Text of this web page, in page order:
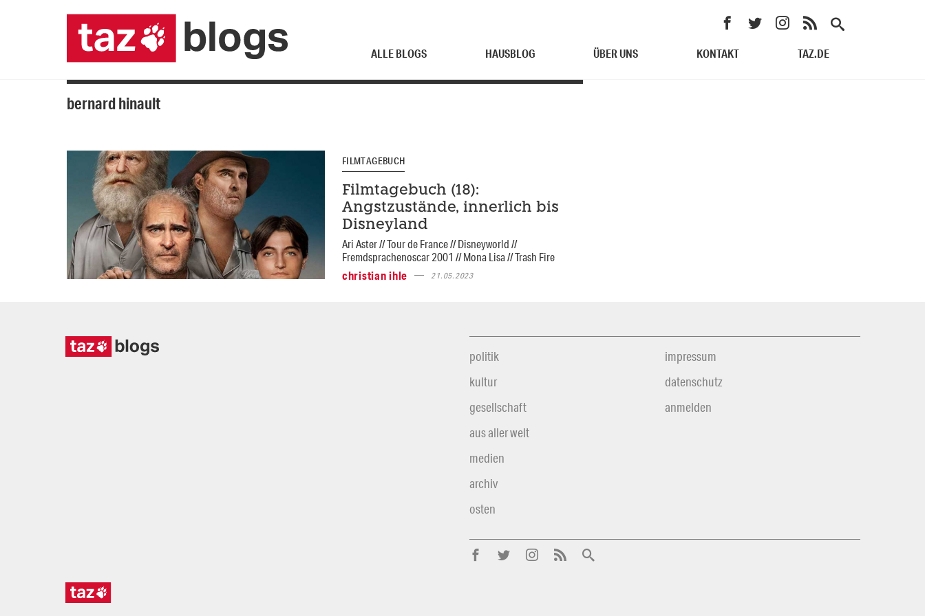
ALLE BLOGS HAUSBLOG ÜBER UNS KONTAKT TAZ.DE
bernard hinault
FILMTAGEBUCH
Filmtagebuch (18):
Angstzustände, innerlich bis
Disneyland
Ari Aster // Tour de France // Disneyworld //
Fremdsprachenoscar 2001 // Mona Lisa // Trash Fire
christian ihle
21.05.2023
politik
kultur
gesellschaft
aus aller welt
medien
archiv
osten
impressum
datenschutz
anmelden